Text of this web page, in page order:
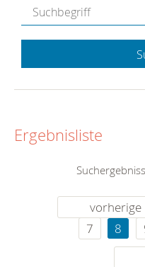
Ergebnisliste
vorherige
7
8